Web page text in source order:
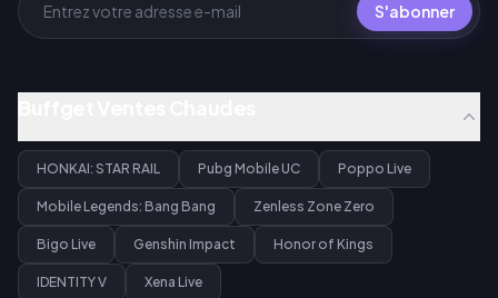
S'abonner
HONKAI: STAR RAIL Pubg Mobile UC Poppo Live
Mobile Legends: Bang Bang Zenless Zone Zero
Bigo Live Genshin Impact Honor of Kings
IDENTITY V Xena Live